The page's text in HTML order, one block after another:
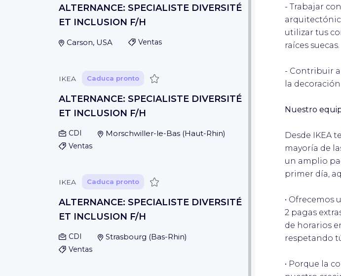
ALTERNANCE: SPECIALISTE DIVERSITÉ
ET INCLUSION F/H
Carson, USA Ventas
IKEA Caduca pronto Guardar
ALTERNANCE: SPECIALISTE DIVERSITÉ
ET INCLUSION F/H
CDI Morschwiller-le-Bas(Haut-Rhin)
Ventas
IKEA Caduca pronto Guardar
ALTERNANCE: SPECIALISTE DIVERSITÉ
ET INCLUSION F/H
CDI Strasbourg (Bas-Rhin)
Ventas
- Trabajar
utilizar tus
raíces suecas.
- Contribuir a
la
Nuestro
Desde IKEA
mayoría de
un amplio
primer día,
• Ofrecemos
2 pagas
de horarios
respetando
• Porque la